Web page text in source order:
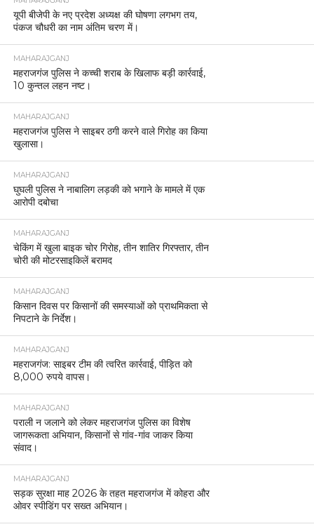
यूपी बीजेपी के नए प्रदेश अध्यक्ष की घोषणा लगभग तय,
पंकज चौधरी का नाम अंतिम चरण में।
MAHARAJGANJ
महराजगंज पुलिस ने कच्ची शराब के खिलाफ बड़ी कार्रवाई,
10 कुन्तल लहन नष्ट।
MAHARAJGANJ
महराजगंज पुलिस ने साइबर ठगी करने वाले गिरोह का किया
खुलासा।
MAHARAJGANJ
घुघली पुलिस ने नाबालिग लड़की को भगाने के मामले में एक
आरोपी दबोचा
MAHARAJGANJ
चेकिंग में खुला बाइक चोर गिरोह, तीन शातिर गिरफ्तार, तीन
चोरी की मोटरसाइकिलें बरामद
MAHARAJGANJ
किसान दिवस पर किसानों की समस्याओं को प्राथमिकता से
निपटाने के निर्देश।
MAHARAJGANJ
महराजगंज: साइबर टीम की त्वरित कार्रवाई, पीड़ित को
8,000 रुपये वापस।
MAHARAJGANJ
पराली न जलाने को लेकर महराजगंज पुलिस का विशेष
जागरूकता अभियान, किसानों से गांव-गांव जाकर किया
संवाद।
MAHARAJGANJ
सड़क सुरक्षा माह 2026 के तहत महराजगंज में कोहरा और
ओवर स्पीडिंग पर सख्त अभियान।